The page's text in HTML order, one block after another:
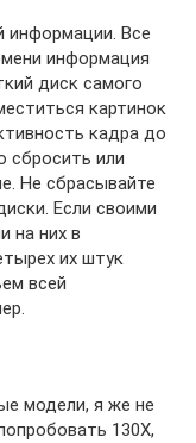
информации. Все
информация
диск самого
картинок
кадра до
сбросить или
Не сбрасывайте
Если своими
на них в
их штук
всей
модели, я же не
130Х,